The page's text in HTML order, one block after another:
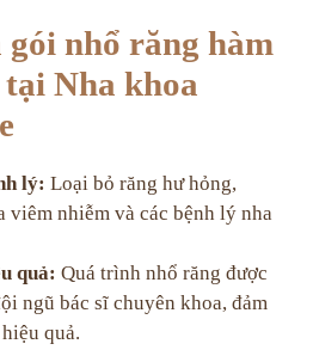
nhổ răng hàm
Nha khoa
lý: Loại bỏ răng hư hỏng,
viêm nhiễm và các bệnh lý nha
quả: Quá trình nhổ răng được
ngũ bác sĩ chuyên khoa, đảm
quả.